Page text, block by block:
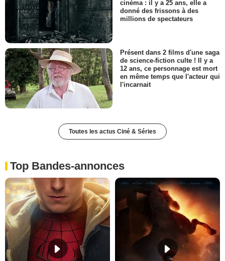
cinéma : il y a 25 ans, elle a
donné des frissons à des
millions de spectateurs
Présent dans 2 films d'une saga
de science-fiction culte ! Il y a
12 ans, ce personnage est mort
en même temps que l'acteur qui
l'incarnait
Toutes les actus Ciné & Séries
Top Bandes-annonces